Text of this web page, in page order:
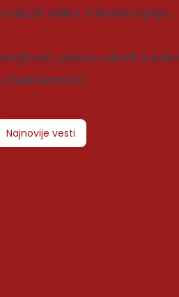
veliko interesovanje.
uskoro otkriti o
neizvesnosti.
Najnovije vesti